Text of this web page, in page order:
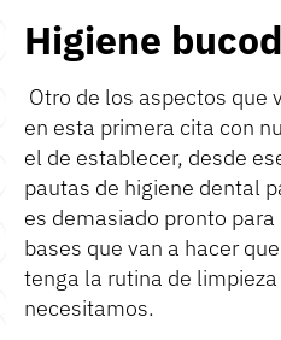
Higiene
Otro de los aspectos que
en esta primera cita con
el de establecer, desde
pautas de higiene dental
es demasiado pronto
bases que van a hacer
tenga la rutina de
necesitamos.